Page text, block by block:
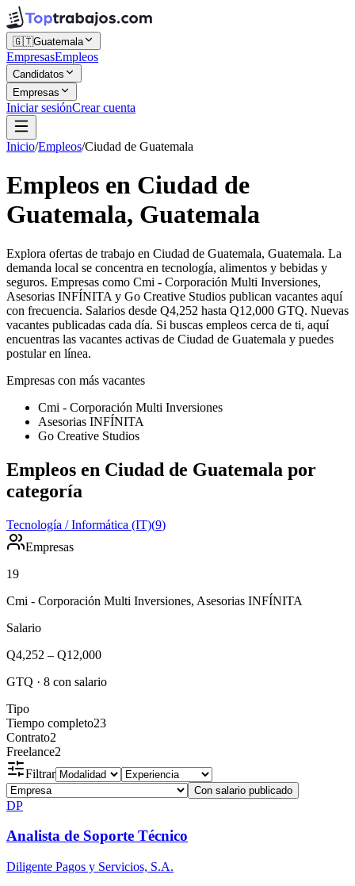
🇬🇹Guatemala
EmpresasEmpleos
Candidatos
Empresas
Iniciar sesiónCrear cuenta
Inicio/Empleos/Ciudad de Guatemala
Empleos en Ciudad de
Guatemala, Guatemala
Explora ofertas de trabajo en Ciudad de Guatemala, Guatemala. La
demanda local se concentra en tecnología, alimentos y bebidas y
seguros. Empresas como Cmi - Corporación Multi Inversiones,
Asesorias INFÍNITA y Go Creative Studios publican vacantes aquí
con frecuencia. Salarios desde Q4,252 hasta Q12,000 GTQ. Nuevas
vacantes publicadas cada día. Si buscas empleos cerca de ti, aquí
encuentras las vacantes activas de Ciudad de Guatemala y puedes
postular en línea.
Empresas con más vacantes
Cmi - Corporación Multi Inversiones
Asesorias INFÍNITA
Go Creative Studios
Empleos en Ciudad de Guatemala por
categoría
Tecnología / Informática (IT)(9)
Empresas
19
Cmi - Corporación Multi Inversiones, Asesorias INFÍNITA
Salario
Q4,252 – Q12,000
GTQ · 8 con salario
Tipo
Tiempo completo23
Contrato2
Freelance2
Filtrar
Con salario publicado
DP
Analista de Soporte Técnico
Diligente Pagos y Servicios, S.A.